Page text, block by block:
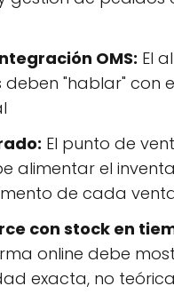
OMS: El
"hablar" con
El punto de
alimentar el
de cada
con stock en
online debe
exacta, no teórica